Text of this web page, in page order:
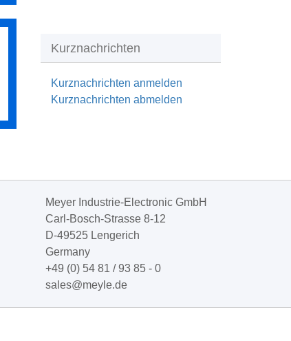
Kurznachrichten
Kurznachrichten anmelden
Kurznachrichten abmelden
Meyer Industrie-Electronic GmbH
Carl-Bosch-Strasse 8-12
D-49525 Lengerich
Germany
+49 (0) 54 81 / 93 85 - 0
sales@meyle.de